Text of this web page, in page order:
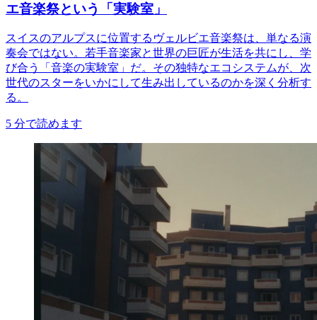
エ音楽祭という「実験室」
スイスのアルプスに位置するヴェルビエ音楽祭は、単なる演
奏会ではない。若手音楽家と世界の巨匠が生活を共にし、学
び合う「音楽の実験室」だ。その独特なエコシステムが、次
世代のスターをいかにして生み出しているのかを深く分析す
る。
5 分で読めます